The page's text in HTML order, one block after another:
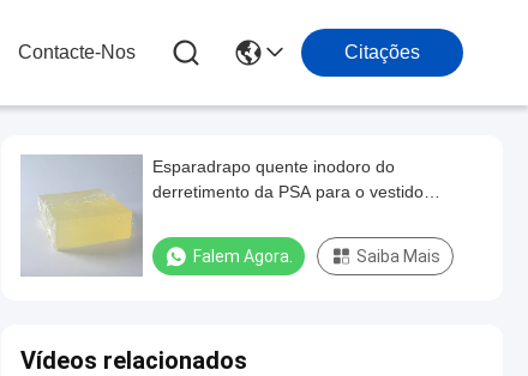
Contacte-Nos Citações
Esparadrapo quente inodoro do
derretimento da PSA para o vestido
Falem Agora. Saiba Mais
Vídeos relacionados